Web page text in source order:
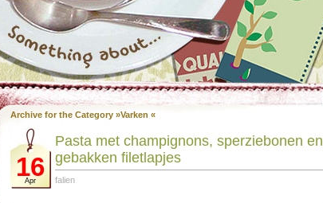
Archive for the Category »Varken «
16
Apr
Pasta met champignons, sperziebonen en
gebakken filetlapjes
falien